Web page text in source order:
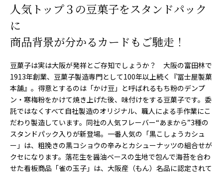
人気トップ３の豆菓子をスタンドパック
に
商品背景が分かるカードもご馳走！
豆菓子は実は大阪が発祥とご存知でしょうか？ 大阪の富田林で
1913年創業、豆菓子製造専門として100年以上続く『冨士屋製菓
本舗』。得意とするのは「かけ豆」と呼ばれるもち粉のデンプ
ン・寒梅粉をかけて焼き上げた後、味付けをする豆菓子です。委
託ではなくすべて自社製造のオリジナル、職人による手作業にこ
だわり製造しています。同社の人気フレーバー“あまから”3種の
スタンドパック入りが新登場。一番人気の「黒こしょうカシュ
ー」は、粗挽きの黒コショウの辛みとカシューナッツの組合せが
クセになります。落花生を醤油ベースの生地で包んで海苔を合わ
せた看板商品「雀の玉子」は、大阪産（もん）名品に認定されて